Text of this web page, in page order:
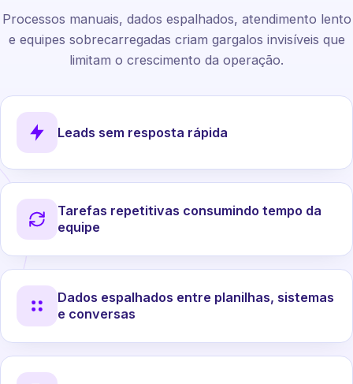
Processos manuais, dados espalhados, atendimento lento
e equipes sobrecarregadas criam gargalos invisíveis que
limitam o crescimento da operação.
Leads sem resposta rápida
Tarefas repetitivas consumindo tempo da
equipe
Dados espalhados entre planilhas, sistemas
e conversas